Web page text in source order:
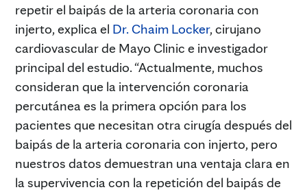
repetir el baipás de la arteria coronaria con
injerto, explica el Dr. Chaim Locker, cirujano
cardiovascular de Mayo Clinic e investigador
principal del estudio. “Actualmente, muchos
consideran que la intervención coronaria
percutánea es la primera opción para los
pacientes que necesitan otra cirugía después del
baipás de la arteria coronaria con injerto, pero
nuestros datos demuestran una ventaja clara en
la supervivencia con la repetición del baipás de